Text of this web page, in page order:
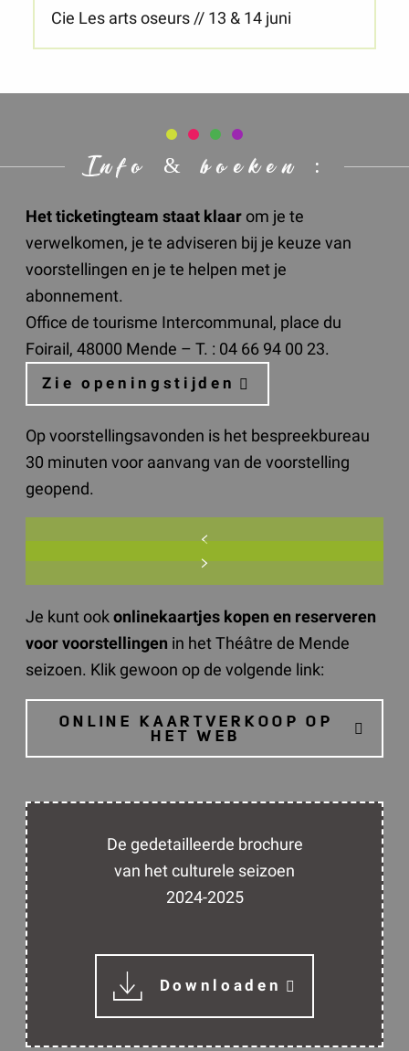
Cie Les arts oseurs // 13 & 14 juni
Info & boeken :
Het ticketingteam staat klaarom je te
verwelkomen, je te adviseren bij je keuze van
voorstellingen en je te helpen met je
abonnement.
Office de tourisme Intercommunal, place du
Foirail, 48000 Mende – T. : 04 66 94 00 23.
Zie openingstijden
Op voorstellingsavonden is het bespreekbureau
30 minuten voor aanvang van de voorstelling
geopend.
Je kunt ookonlinekaartjes kopen en reserveren
voor voorstellingen in het Théâtre de Mende
seizoen. Klik gewoon op de volgende link:
ONLINE KAARTVERKOOP OP
HET WEB
De gedetailleerde brochure
van het culturele seizoen
2024-2025
Downloaden